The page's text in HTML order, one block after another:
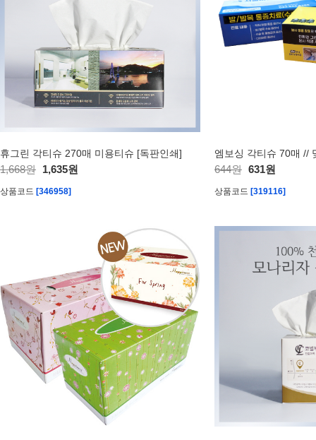
휴그린 각티슈 270매 미용티슈 [독판인쇄]
1,668원 1,635원
상품코드 [346958]
엠보싱 각티슈 70매 //
644원 631원
상품코드 [319116]